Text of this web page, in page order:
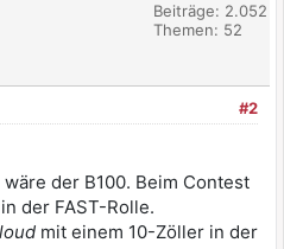
Beiträge: 2.052
Themen: 52
#2
der B100. Beim Contest
der FAST-Rolle.
mit einem 10-Zöller in der